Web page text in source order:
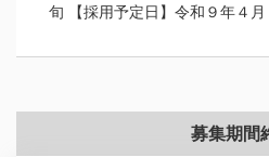
旬 【採用予定日】令和９年４月
募集期間